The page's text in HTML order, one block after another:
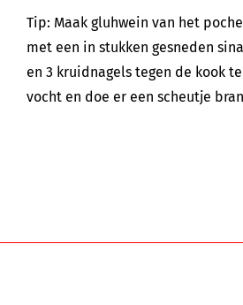
Tip: Maak gluhwein van het
met een in stukken gesneden
en 3 kruidnagels tegen de kook
vocht en doe er een scheutje